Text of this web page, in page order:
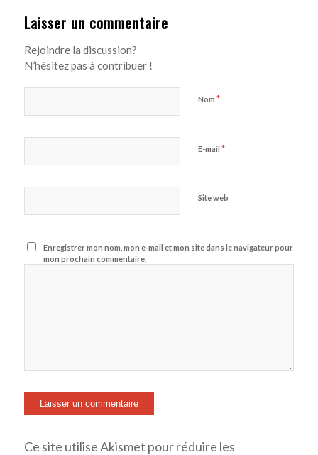
Laisser un commentaire
Rejoindre la discussion?
N’hésitez pas à contribuer !
Nom *
E-mail *
Site web
Enregistrer mon nom, mon e-mail et mon site dans le navigateur pour
mon prochain commentaire.
Ce site utilise Akismet pour réduire les